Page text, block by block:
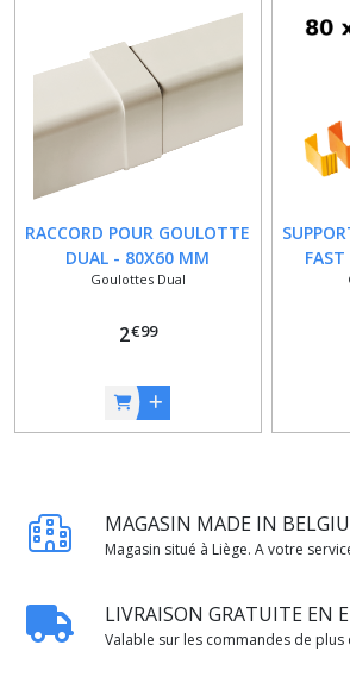
RACCORD POUR GOULOTTE
DUAL - 80X60 MM
Goulottes Dual
2€99
MAGASIN MADE IN
Magasin situé à Liège. A votre
LIVRAISON GRATUITE EN
Valable sur les commandes de plus